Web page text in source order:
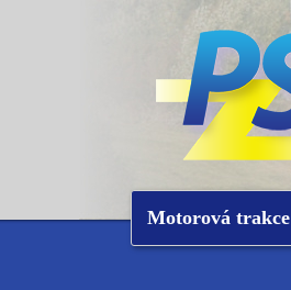
Motorová trakce